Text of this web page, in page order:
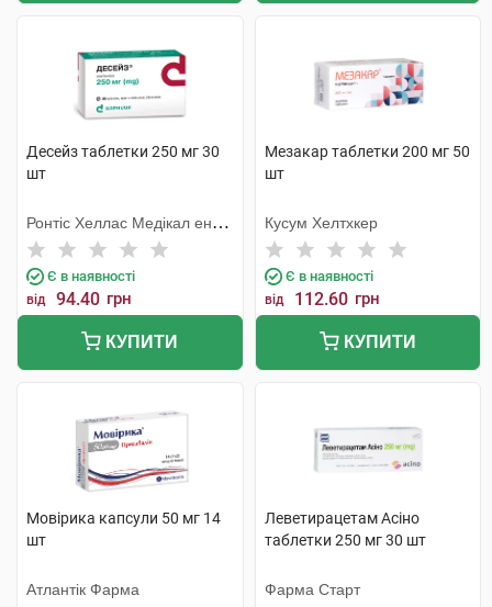
Десейз таблетки 250 мг 30
шт
Ронтіс Хеллас Медікал енд
Фармасьютікал Продактс
С.А.
Є в наявності
від 94.40 грн
КУПИТИ
Мезакар таблетки 200 мг 50
шт
Кусум Хелтхкер
Є в наявності
від 112.60 грн
КУПИТИ
Мовірика капсули 50 мг 14
шт
Атлантік Фарма
Леветирацетам Асіно
таблетки 250 мг 30 шт
Фарма Старт